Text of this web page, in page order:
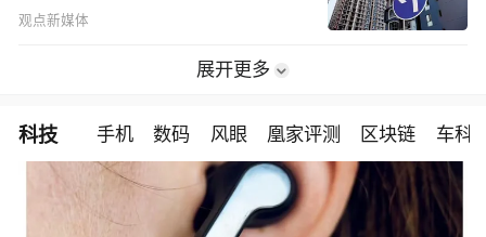
观点新媒体
展开更多
科技 手机 数码 风眼 凰家评测 区块链 车科